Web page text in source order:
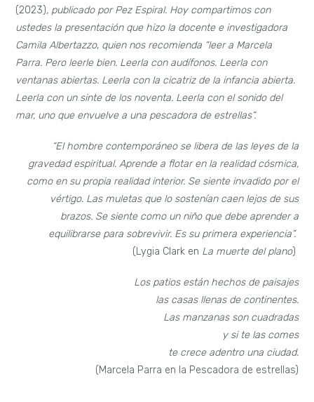
(2023), publicado por Pez Espiral. Hoy compartimos con
ustedes la presentación que hizo la docente e investigadora
Camila Albertazzo, quien nos recomienda “leer a Marcela
Parra. Pero leerle bien. Leerla con audífonos. Leerla con
ventanas abiertas. Leerla con la cicatriz de la infancia abierta.
Leerla con un sinte de los noventa. Leerla con el sonido del
mar, uno que envuelve a una pescadora de estrellas“.
“El hombre contemporáneo se libera de las leyes de la
gravedad espiritual. Aprende a flotar en la realidad cósmica,
como en su propia realidad interior. Se siente invadido por el
vértigo. Las muletas que lo sostenían caen lejos de sus
brazos. Se siente como un niño que debe aprender a
equilibrarse para sobrevivir. Es su primera experiencia”.
(Lygia Clark en La muerte del plano)
Los patios están hechos de paisajes
las casas llenas de continentes.
Las manzanas son cuadradas
y si te las comes
te crece adentro una ciudad.
(Marcela Parra en la Pescadora de estrellas)